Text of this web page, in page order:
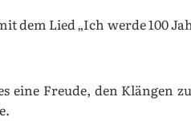
dem Lied „Ich werde 100
eine Freude, den Klängen